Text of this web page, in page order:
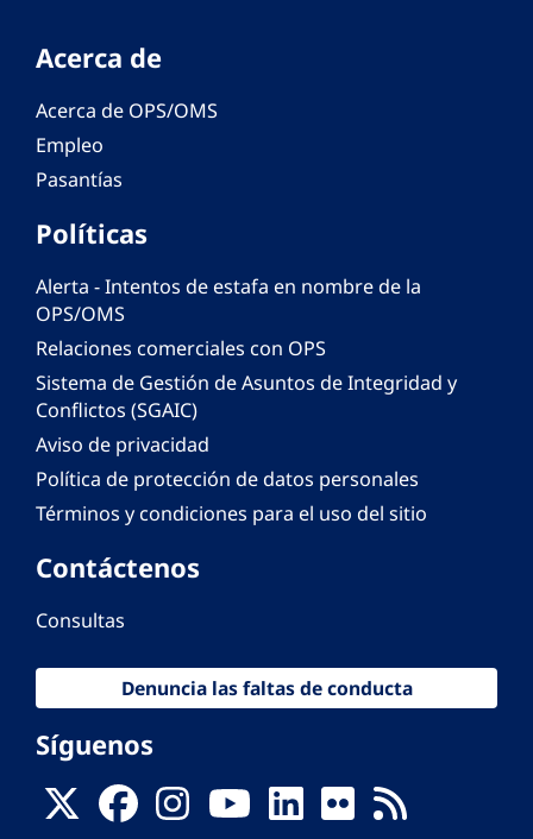
Acerca de
Acerca de OPS/OMS
Empleo
Pasantías
Políticas
Alerta - Intentos de estafa en nombre de la
OPS/OMS
Relaciones comerciales con OPS
Sistema de Gestión de Asuntos de Integridad y
Conflictos (SGAIC)
Aviso de privacidad
Política de protección de datos personales
Términos y condiciones para el uso del sitio
Contáctenos
Consultas
Denuncia las faltas de conducta
Síguenos